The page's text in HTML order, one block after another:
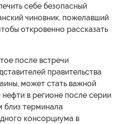
себе безопасный
чиновник, пожелавший
откровенно рассказать
после встречи
правительства
может стать важной
нефти в регионе после серии
близ терминала
консорциума в